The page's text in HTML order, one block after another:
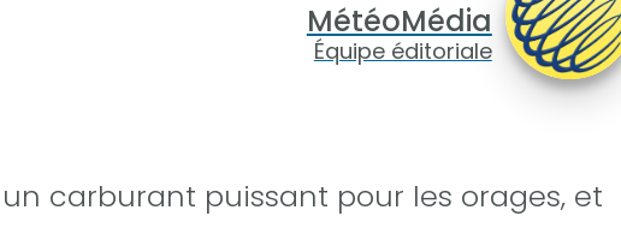
MétéoMédia
Équipe éditoriale
carburant puissant pour les orages, et